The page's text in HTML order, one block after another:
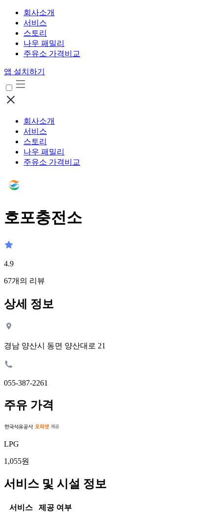
회사소개
서비스
스토리
나우 패밀리
주유소 가격비교
앱 설치하기
회사소개
서비스
스토리
나우 패밀리
주유소 가격비교
호포충전소
4.9
67개의 리뷰
상세 정보
경남 양산시 동면 양산대로 21
055-387-2261
주유 가격
LPG
1,055원
서비스 및 시설 정보
서비스 제공 여부